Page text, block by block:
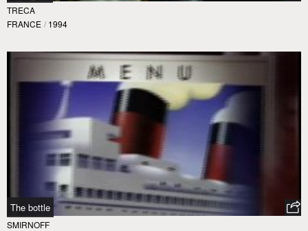
TRECA
FRANCE / 1994
The bottle
SMIRNOFF